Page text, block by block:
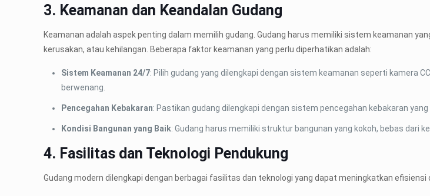
3. Keamanan dan Keandalan Gudang
Keamanan adalah aspek penting dalam memilih gudang. Gudang harus memiliki sistem keamanan
kerusakan, atau kehilangan. Beberapa faktor keamanan yang perlu diperhatikan adalah:
Sistem Keamanan 24/7: Pilih gudang yang dilengkapi dengan sistem keamanan seperti kamera
berwenang.
Pencegahan Kebakaran: Pastikan gudang dilengkapi dengan sistem pencegahan kebakaran
Kondisi Bangunan yang Baik: Gudang harus memiliki struktur bangunan yang kokoh, bebas dari
4. Fasilitas dan Teknologi Pendukung
Gudang modern dilengkapi dengan berbagai fasilitas dan teknologi yang dapat meningkatkan